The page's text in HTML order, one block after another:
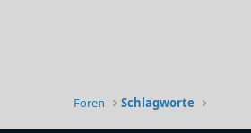
Foren Schlagworte